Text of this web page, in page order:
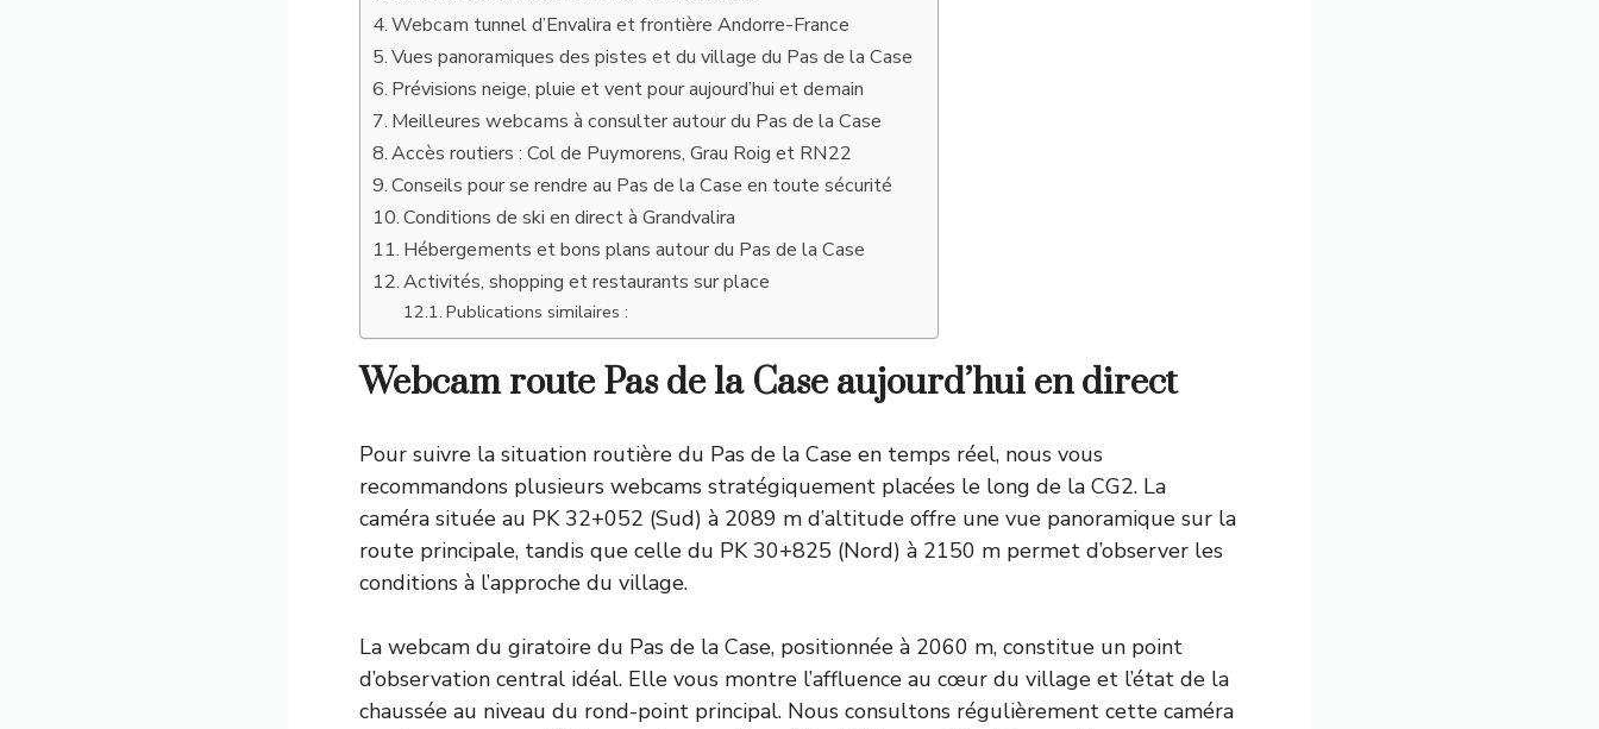
Webcam tunnel d’Envalira et frontière Andorre-France
Vues panoramiques des pistes et du village du Pas de la Case
Prévisions neige, pluie et vent pour aujourd’hui et demain
Meilleures webcams à consulter autour du Pas de la Case
Accès routiers : Col de Puymorens, Grau Roig et RN22
Conseils pour se rendre au Pas de la Case en toute sécurité
Conditions de ski en direct à Grandvalira
Hébergements et bons plans autour du Pas de la Case
Activités, shopping et restaurants sur place
Publications similaires :
Webcam route Pas de la Case aujourd’hui en direct
Pour suivre la situation routière du Pas de la Case en temps réel, nous vous
recommandons plusieurs webcams stratégiquement placées le long de la CG2. La
caméra située au PK 32+052 (Sud) à 2089 m d’altitude offre une vue panoramique sur la
route principale, tandis que celle du PK 30+825 (Nord) à 2150 m permet d’observer les
conditions à l’approche du village.
La webcam du giratoire du Pas de la Case, positionnée à 2060 m, constitue un point
d’observation central idéal. Elle vous montre l’affluence au cœur du village et l’état de la
chaussée au niveau du rond-point principal. Nous consultons régulièrement cette caméra